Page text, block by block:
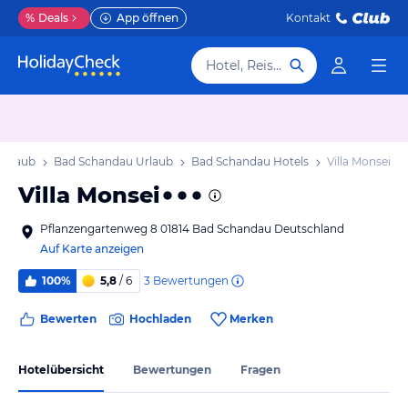
% Deals App öffnen Kontakt
Hotel, Reiseziel
Bad Schandau Urlaub Bad Schandau Hotels Villa Monsei
Villa Monsei
Pflanzengartenweg 8 01814 Bad Schandau Deutschland
Auf Karte anzeigen
100% 5,8 / 6 3 Bewertungen
Bewerten Hochladen Merken
Hotelübersicht Bewertungen Fragen